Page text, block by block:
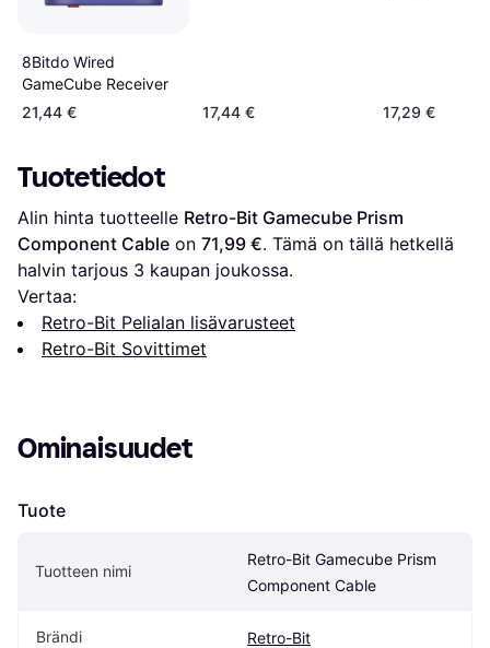
8Bitdo Wired
GameCube Receiver
21,44 €
17,44 € 17,29 €
Tuotetiedot
Alin hinta tuotteelle Retro-Bit Gamecube Prism
Component Cable on 71,99 €. Tämä on tällä hetkellä
halvin tarjous 3 kaupan joukossa.
Vertaa:
Retro-Bit Pelialan lisävarusteet
Retro-Bit Sovittimet
Ominaisuudet
Tuote
Tuotteen nimi
Retro-Bit Gamecube Prism
Component Cable
Brändi Retro-Bit